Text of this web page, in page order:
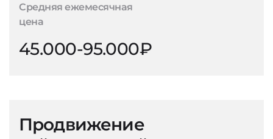
Средняя ежемесячная
цена
45.000-95.000₽
Продвижение